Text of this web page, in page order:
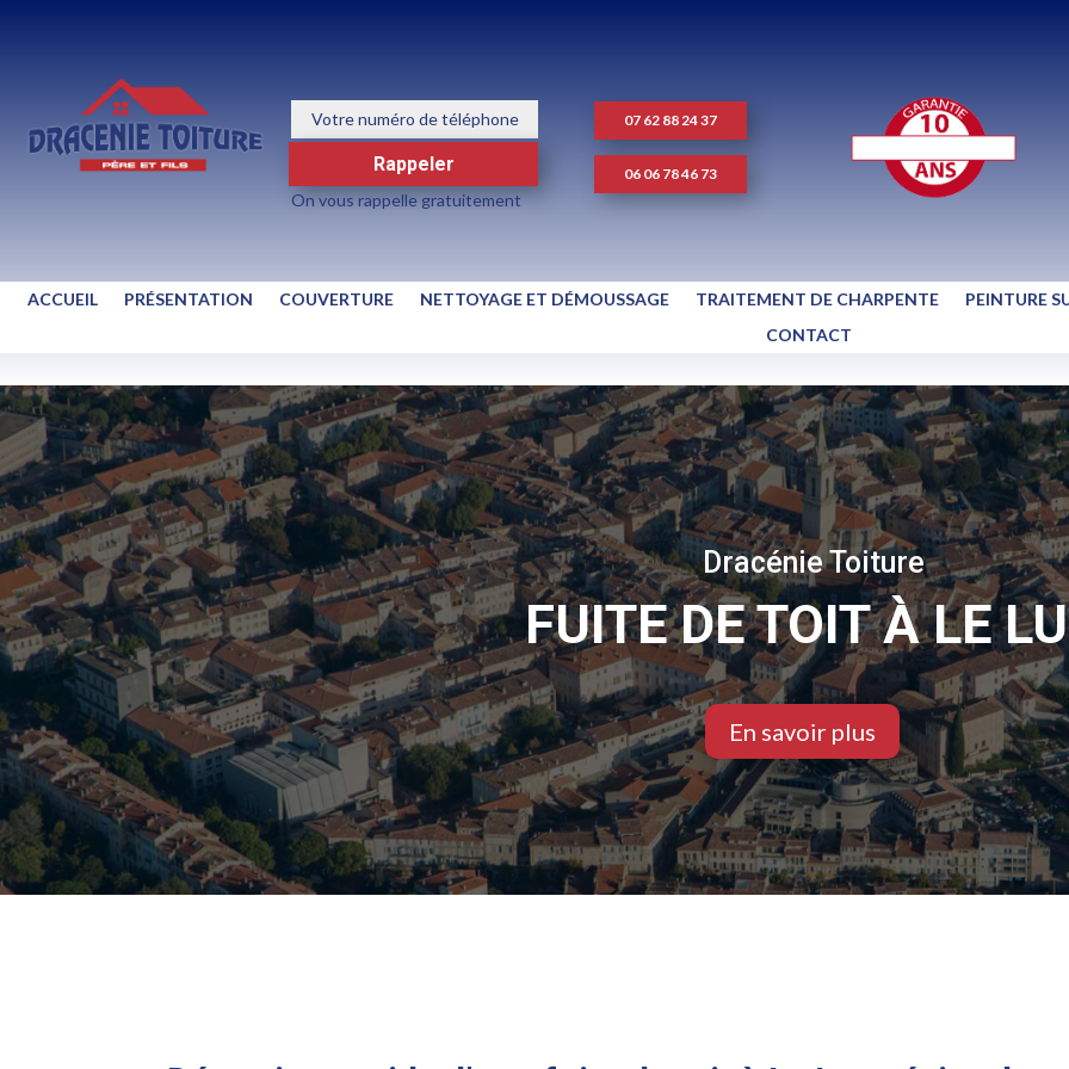
Rappeler
On vous rappelle gratuitement
07 62 88 24 37
06 06 78 46 73
ACCUEIL PRÉSENTATION COUVERTURE NETTOYAGE ET DÉMOUSSAGE TRAITEMENT DE CHARPENTE
PEINTURE
CONTACT
Dracénie Toiture
FUITE DE TOIT À LE
En savoir plus